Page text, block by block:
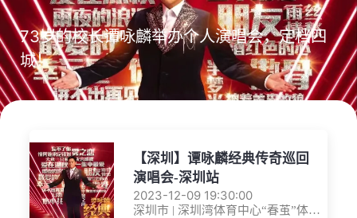
73岁的校长谭咏麟举办个人演唱会，定档四
城！
【深圳】谭咏麟经典传奇巡回
演唱会-深圳站
2023-12-09 19:30:00
深圳市 | 深圳湾体育中心“春茧”体育